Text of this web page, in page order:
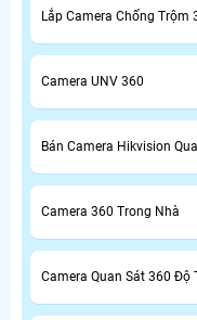
Lắp Camera Chống Trộm
Camera UNV 360
Bán Camera Hikvision
Camera 360 Trong Nhà
Camera Quan Sát 360 Độ